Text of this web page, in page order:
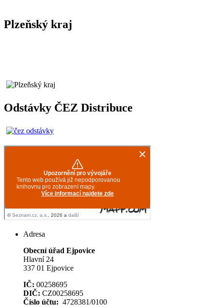
Plzeňský kraj
Odstávky ČEZ Distribuce
Adresa
Obecní úřad Ejpovice
Hlavní 24
337 01 Ejpovice
IČ: 00258695
DIČ: CZ00258695
Číslo účtu: 4728381/0100